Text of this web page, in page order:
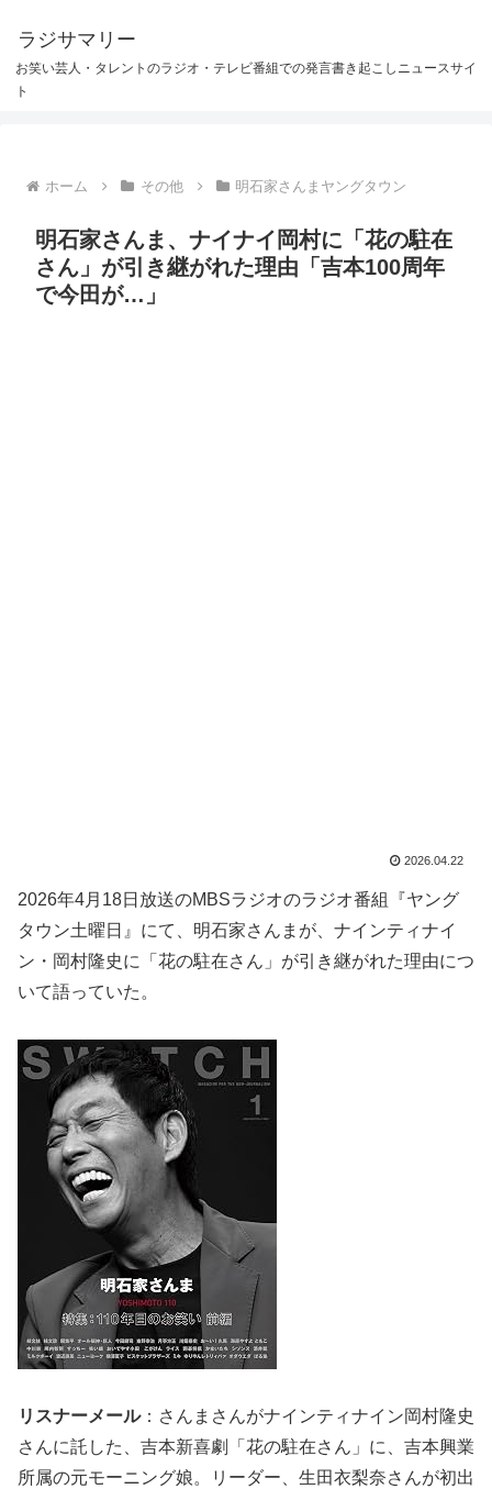
ラジサマリー
お笑い芸人・タレントのラジオ・テレビ番組での発言書き起こしニュースサイ
ト
ホーム その他 明石家さんまヤングタウン
明石家さんま、ナイナイ岡村に「花の駐在
さん」が引き継がれた理由「吉本100周年
で今田が…」
2026.04.22
2026年4月18日放送のMBSラジオのラジオ番組『ヤング
タウン土曜日』にて、明石家さんまが、ナインティナイ
ン・岡村隆史に「花の駐在さん」が引き継がれた理由につ
いて語っていた。
リスナーメール：さんまさんがナインティナイン岡村隆史
さんに託した、吉本新喜劇「花の駐在さん」に、吉本興業
所属の元モーニング娘。リーダー、生田衣梨奈さんが初出